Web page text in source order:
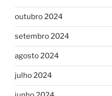
outubro 2024
setembro 2024
agosto 2024
julho 2024